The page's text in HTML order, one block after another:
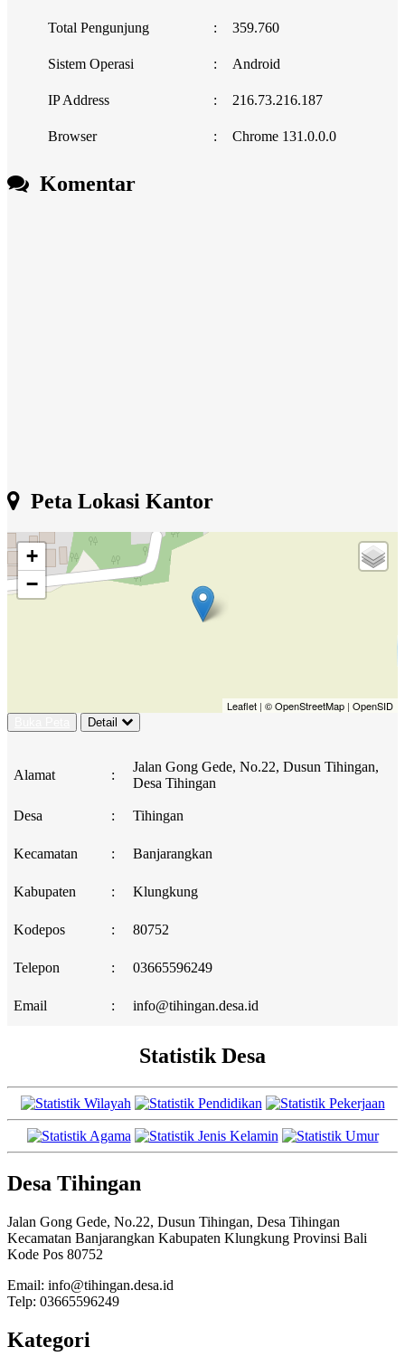
Total Pengunjung : 359.760
Sistem Operasi : Android
IP Address : 216.73.216.187
Browser : Chrome 131.0.0.0
Komentar
Peta Lokasi Kantor
+
−
Leaflet | © OpenStreetMap | OpenSID
Detail
Alamat :
Jalan Gong Gede, No.22, Dusun Tihingan,
Desa Tihingan
Desa : Tihingan
Kecamatan : Banjarangkan
Kabupaten : Klungkung
Kodepos : 80752
Telepon : 03665596249
Email : info@tihingan.desa.id
Statistik Desa
Desa Tihingan
Jalan Gong Gede, No.22, Dusun Tihingan, Desa Tihingan
Kecamatan Banjarangkan Kabupaten Klungkung Provinsi Bali
Kode Pos 80752
Email: info@tihingan.desa.id
Telp: 03665596249
Kategori